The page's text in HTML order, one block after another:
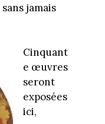
jamais
Cinquant
e œuvres
seront
exposées
ici,